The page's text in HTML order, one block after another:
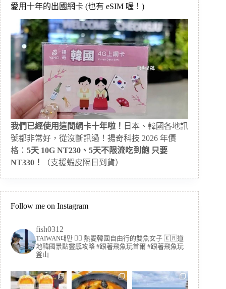
愛用十年的出國網卡 (也有 eSIM 喔！)
我們已經使用這間網卡十年啦！ 日本、韓國各地訊
號都非常好，從沒斷訊過！揚奇科技 2026 年價
格： 5天 10G NT230、5天不限流吃到飽 只要
NT330！
（支援蝦皮隔日到貨）
Follow me on Instagram
fish0312
TAIWAN대만 🏳️‍🌈 熱愛韓國自由行的雙魚女子 🇰🇷道
地韓國景點靈感攻略 #跟著飛魚玩首爾 #跟著飛魚玩
釜山